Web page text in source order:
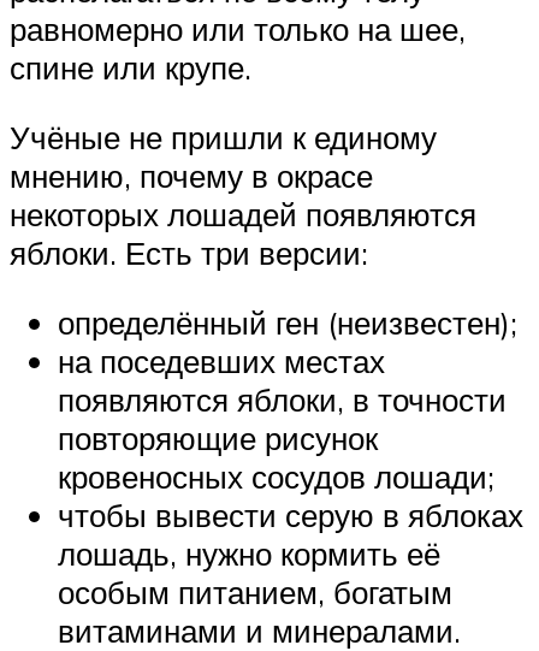
равномерно или только на шее,
спине или крупе.
Учёные не пришли к единому
мнению, почему в окрасе
некоторых лошадей появляются
яблоки. Есть три версии:
определённый ген (неизвестен);
на поседевших местах
появляются яблоки, в точности
повторяющие рисунок
кровеносных сосудов лошади;
чтобы вывести серую в яблоках
лошадь, нужно кормить её
особым питанием, богатым
витаминами и минералами.